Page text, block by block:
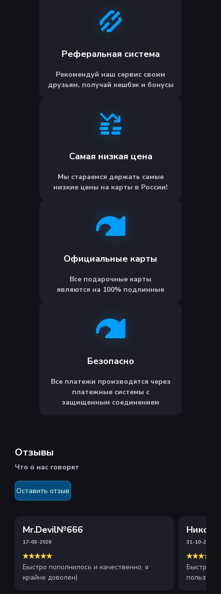
Реферальная система
Рекомендуй наш сервис своим
друзьям, получай кешбэк и бонусы
Самая низкая цена
Мы стараемся держать самые
низкие цены на карты в России!
Официальные карты
Все подарочные карты
являются на 100% подлинные
Безопасно
Все платежи производятся через
платежные системы с
защищенным соединением
Отзывы
Что о нас говорят
Оставить отзыв
Mr.Devil№666
17-03-2026
Быстро пополнилось и качественно, я
крайне доволен)
31-10-2025
Быстрое